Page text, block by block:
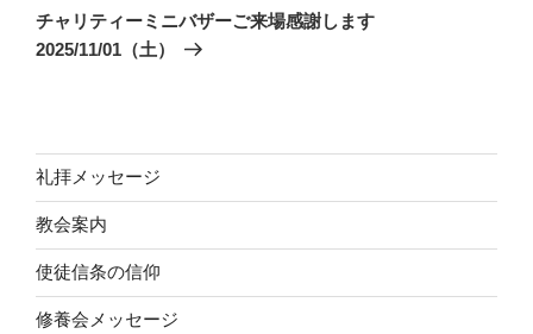
ー
シ
の
投
チャリティーミニバザーご来場感謝します
2025/11/01（土）
礼拝メッセージ
教会案内
使徒信条の信仰
修養会メッセージ